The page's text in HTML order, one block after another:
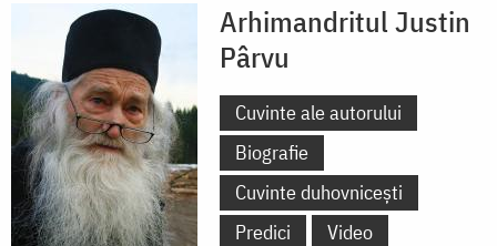
Arhimandritul Justin
Pârvu
Cuvinte ale autorului
Biografie
Cuvinte duhovnicești
Predici
Video